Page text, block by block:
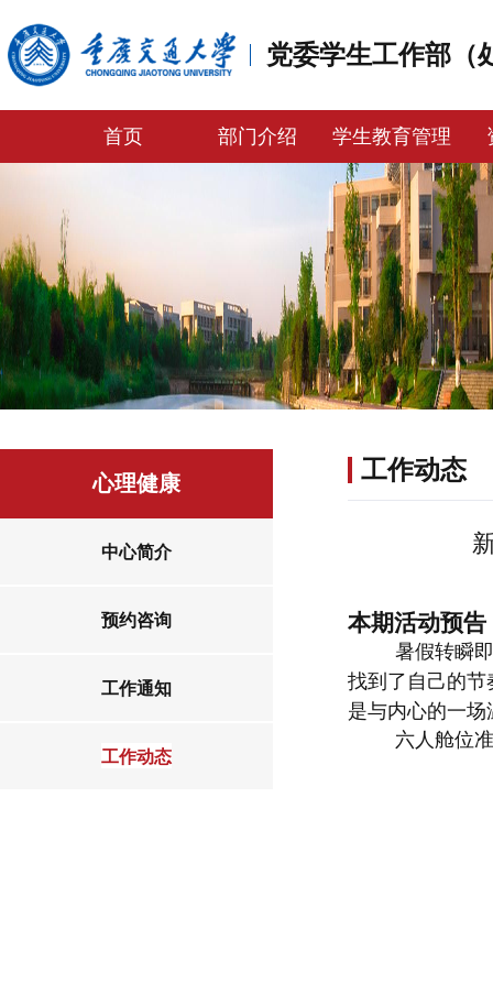
党委学生工作部（
首页 部门介绍 学生教育管理
心理健康
中心简介
预约咨询
工作通知
工作动态
工作动态
本期活动预
暑假转瞬
找到了自己的
是与内心的一
六人舱位